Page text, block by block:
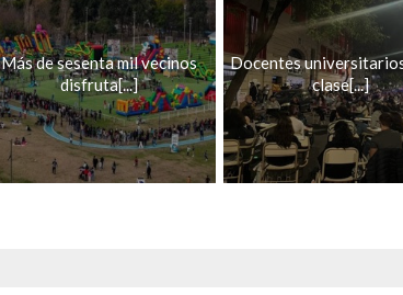
Más de sesenta mil vecinos
disfruta[...]
Docentes
clase[...]